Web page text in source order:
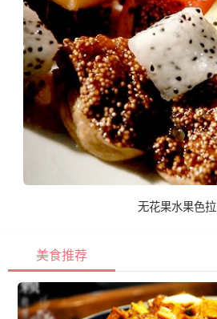
无花果水果色拉
美食推荐